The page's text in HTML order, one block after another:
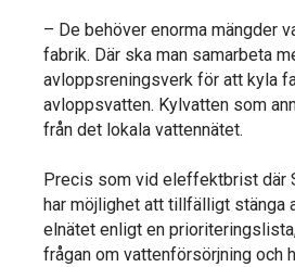
– De behöver enorma mängder
fabrik. Där ska man samarbeta
avloppsreningsverk för att kyla
avloppsvatten. Kylvatten som
från det lokala vattennätet.
Precis som vid eleffektbrist där
har möjlighet att tillfälligt stänga
elnätet enligt en
frågan om vattenförsörjning och